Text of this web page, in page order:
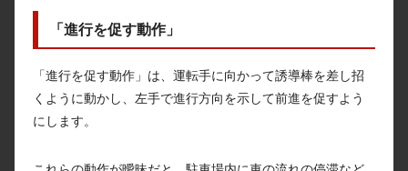
「進行を促す動作」
「進行を促す動作」は、運転手に向かって誘導棒を差し招
くように動かし、左手で進行方向を示して前進を促すよう
にします。